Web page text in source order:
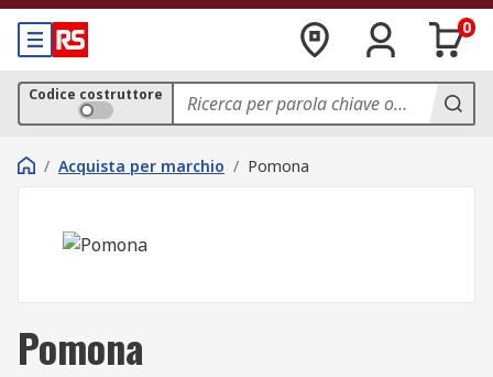
0
Codice costruttore
/ Acquista per marchio / Pomona
Pomona